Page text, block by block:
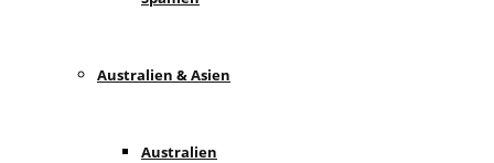
Australien & Asien
Australien